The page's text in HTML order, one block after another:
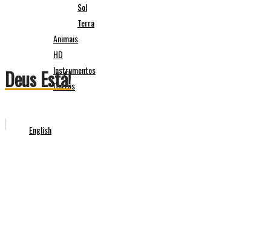
Sol
Terra
Animais
HD
Instrumentos
Outros
English
Deus Está!